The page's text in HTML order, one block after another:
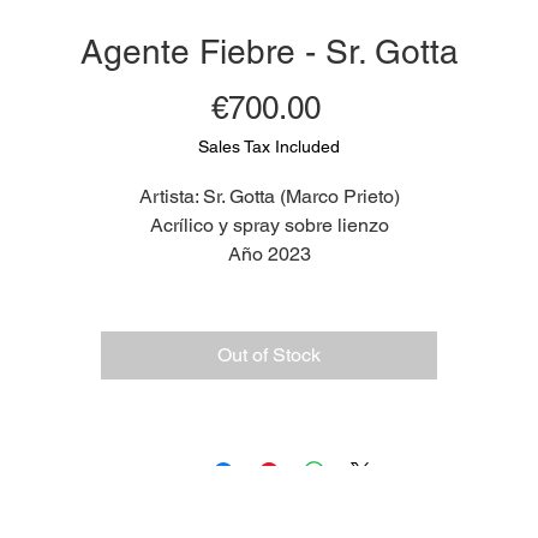
Agente Fiebre - Sr. Gotta
€700.00Price
Sales Tax Included
Artista: Sr. Gotta (Marco Prieto)
Acrílico y spray sobre lienzo
Año 2023
Out of Stock